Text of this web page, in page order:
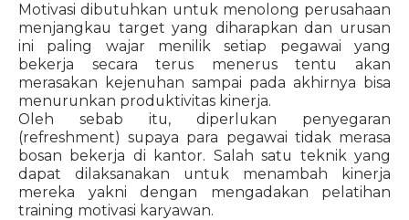
Motivasi dibutuhkan untuk menolong perusahaan
menjangkau target yang diharapkan dan urusan
ini paling wajar menilik setiap pegawai yang
bekerja secara terus menerus tentu akan
merasakan kejenuhan sampai pada akhirnya bisa
menurunkan produktivitas kinerja.
Oleh sebab itu, diperlukan penyegaran
(refreshment) supaya para pegawai tidak merasa
bosan bekerja di kantor. Salah satu teknik yang
dapat dilaksanakan untuk menambah kinerja
mereka yakni dengan mengadakan pelatihan
training motivasi karyawan.